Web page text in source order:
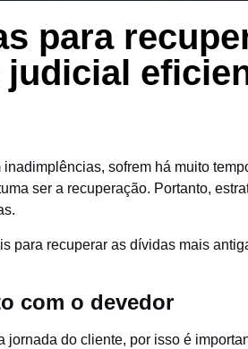
para
sofrem há muito
ser a recuperação. Portanto,
para recuperar as dívidas mais
com o devedor
jornada do cliente, por isso é